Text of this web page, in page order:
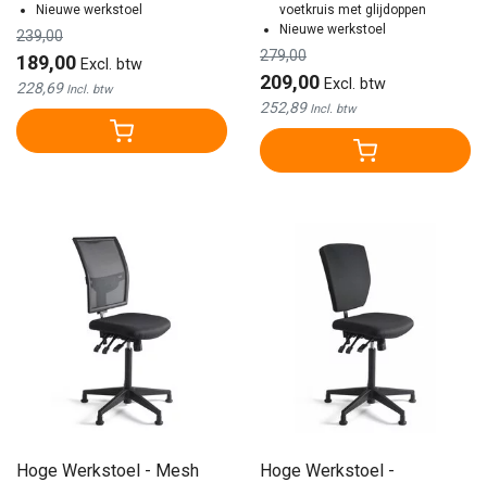
Nieuwe werkstoel
239,00
189,00 Excl. btw
228,69 Incl. btw
voetkruis met glijdoppen
Nieuwe werkstoel
279,00
209,00 Excl. btw
252,89 Incl. btw
Hoge Werkstoel - Mesh
Hoge Werkstoel -